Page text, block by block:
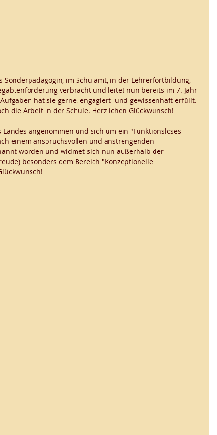
Sonderpädagogin, im Schulamt, in der Lehrerfortbildung,
verbracht und leitet nun bereits im 7. Jahr
hat sie gerne, engagiert  und gewissenhaft erfüllt.
die Arbeit in der Schule. Herzlichen Glückwunsch!
angenommen und sich um ein "Funktionsloses
einem anspruchsvollen und anstrengenden
worden und widmet sich nun außerhalb der
besonders dem Bereich "Konzeptionelle